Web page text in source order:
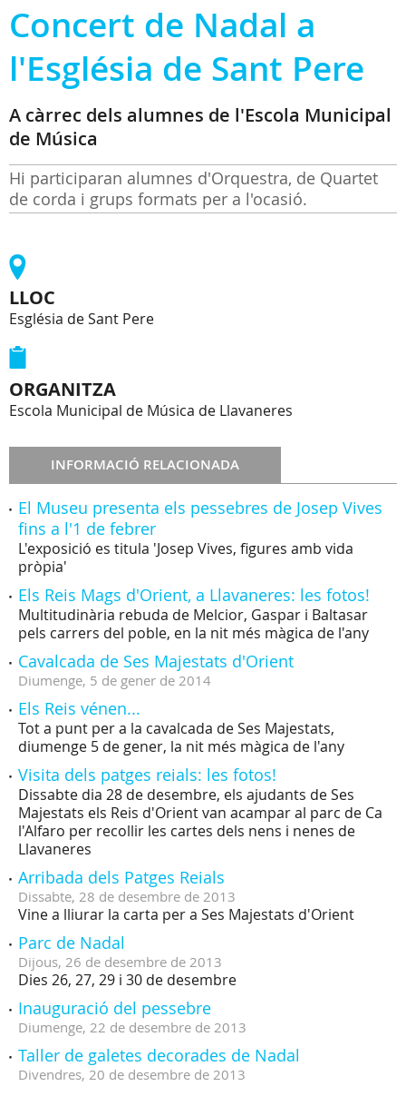
Concert de Nadal a
l'Església de Sant Pere
A càrrec dels alumnes de l'Escola Municipal
de Música
Hi participaran alumnes d'Orquestra, de Quartet
de corda i grups formats per a l'ocasió.
LLOC
Església de Sant Pere
ORGANITZA
Escola Municipal de Música de Llavaneres
INFORMACIÓ RELACIONADA
El Museu presenta els pessebres de Josep Vives
fins a l'1 de febrer
L'exposició es titula 'Josep Vives, figures amb vida
pròpia'
Els Reis Mags d'Orient, a Llavaneres: les fotos!
Multitudinària rebuda de Melcior, Gaspar i Baltasar
pels carrers del poble, en la nit més màgica de l'any
Cavalcada de Ses Majestats d'Orient
Diumenge, 5 de gener de 2014
Els Reis vénen...
Tot a punt per a la cavalcada de Ses Majestats,
diumenge 5 de gener, la nit més màgica de l'any
Visita dels patges reials: les fotos!
Dissabte dia 28 de desembre, els ajudants de Ses
Majestats els Reis d'Orient van acampar al parc de Ca
l'Alfaro per recollir les cartes dels nens i nenes de
Llavaneres
Arribada dels Patges Reials
Dissabte, 28 de desembre de 2013
Vine a lliurar la carta per a Ses Majestats d'Orient
Parc de Nadal
Dijous, 26 de desembre de 2013
Dies 26, 27, 29 i 30 de desembre
Inauguració del pessebre
Diumenge, 22 de desembre de 2013
Taller de galetes decorades de Nadal
Divendres, 20 de desembre de 2013